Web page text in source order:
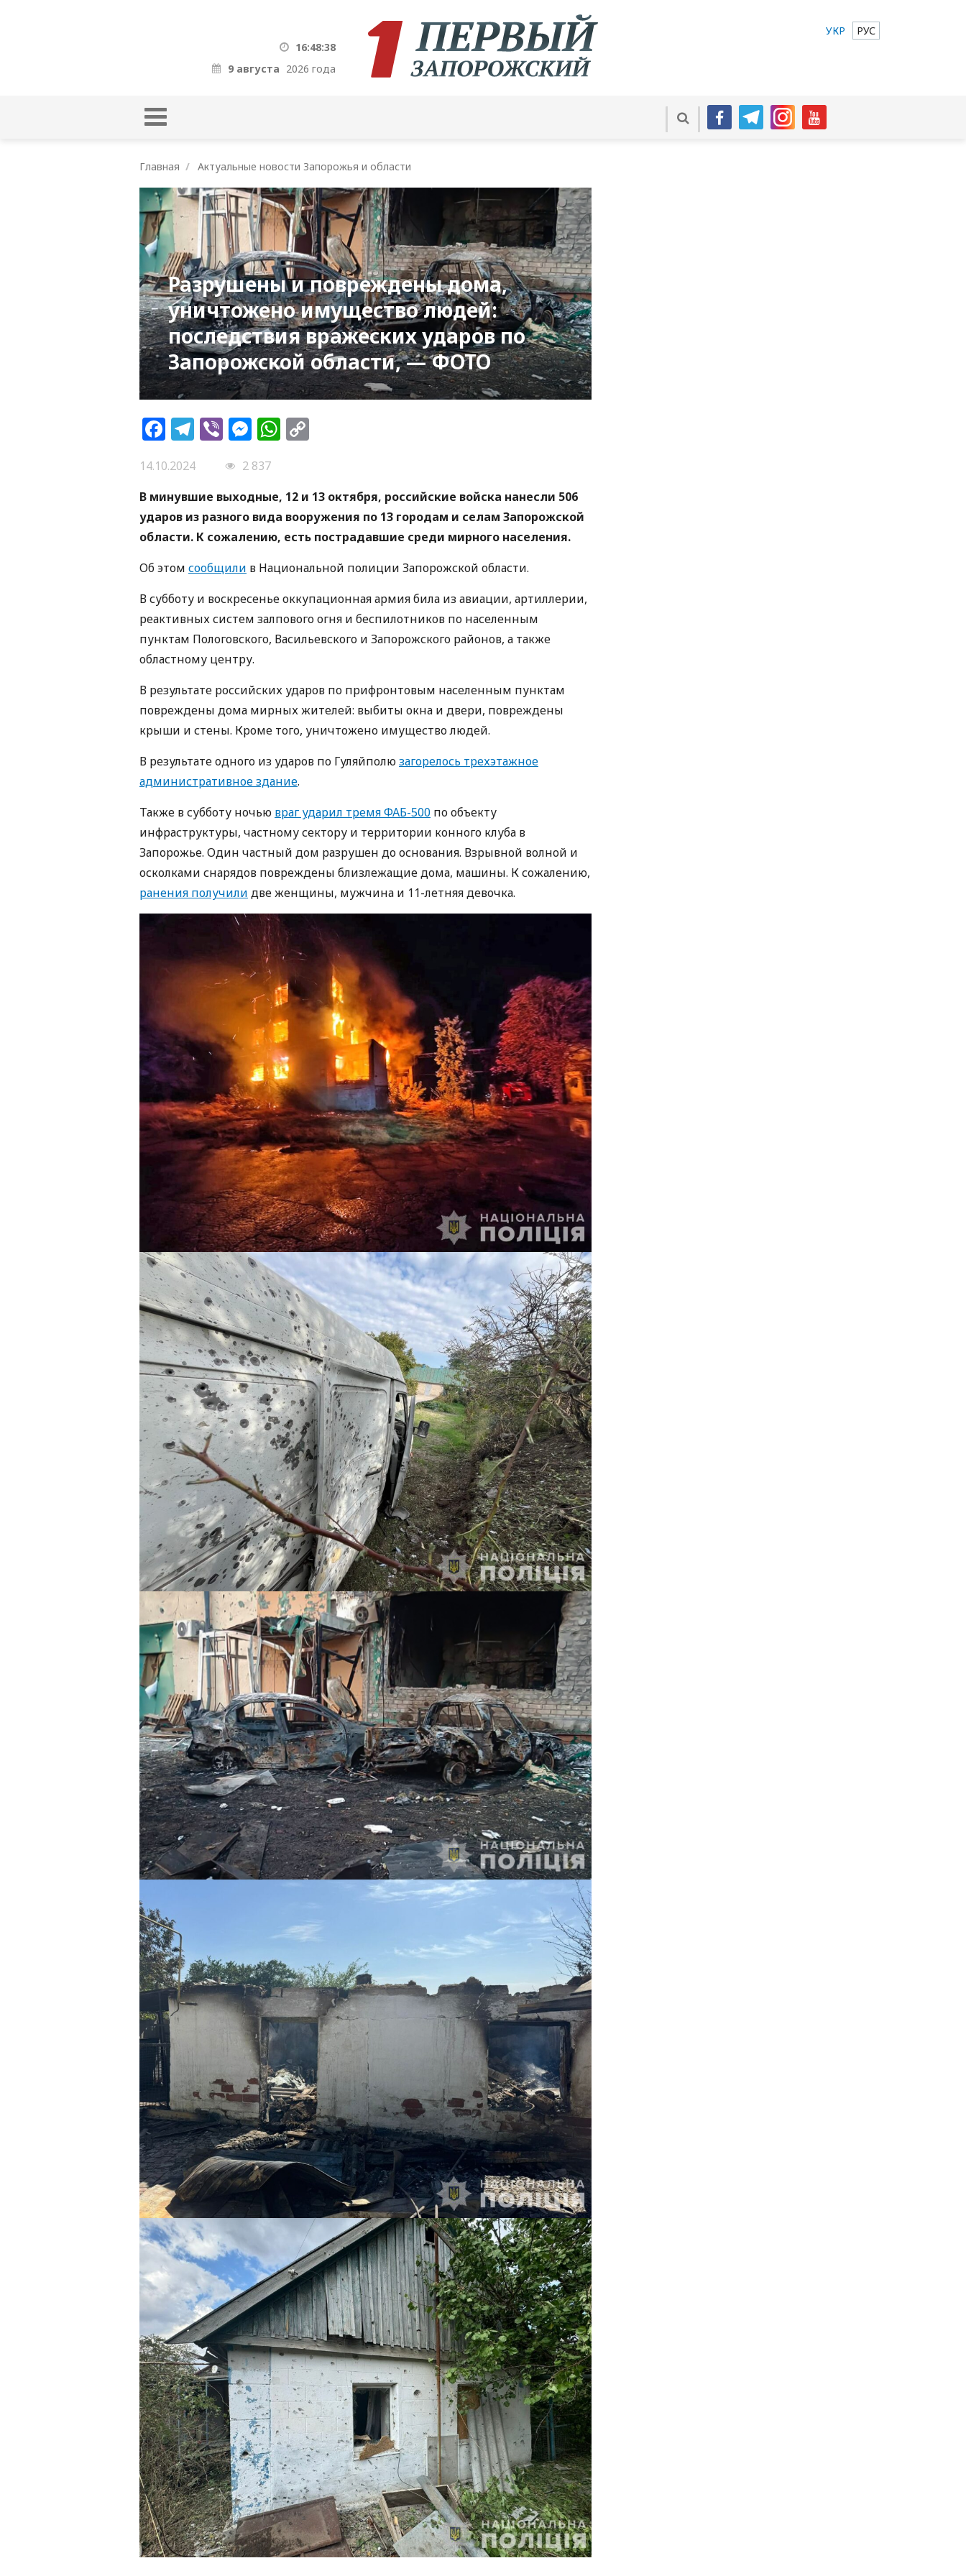
16:48:39
9 августа 2026 года
УКР РУС
Главная Актуальные новости Запорожья и области
Разрушены и повреждены дома,
уничтожено имущество людей:
последствия вражеских ударов по
Запорожской области, — ФОТО
Facebook
Telegram
ViberMessenger
WhatsApp
14.10.2024
2 837
В минувшие выходные, 12 и 13 октября, российские войска нанесли 506
ударов из разного вида вооружения по 13 городам и селам Запорожской
области. К сожалению, есть пострадавшие среди мирного населения.
Об этом сообщили в Национальной полиции Запорожской области.
В субботу и воскресенье оккупационная армия била из авиации, артиллерии,
реактивных систем залпового огня и беспилотников по населенным
пунктам Пологовского, Васильевского и Запорожского районов, а также
областному центру.
В результате российских ударов по прифронтовым населенным пунктам
повреждены дома мирных жителей: выбиты окна и двери, повреждены
крыши и стены. Кроме того, уничтожено имущество людей.
В результате одного из ударов по Гуляйполюзагорелось трехэтажное
административное здание.
Также в субботу ночью враг ударил тремя ФАБ-500 по объекту
инфраструктуры, частному сектору и территории конного клуба в
Запорожье. Один частный дом разрушен до основания. Взрывной волной и
осколками снарядов повреждены близлежащие дома, машины. К сожалению,
ранения получили две женщины, мужчина и 11-летняя девочка.